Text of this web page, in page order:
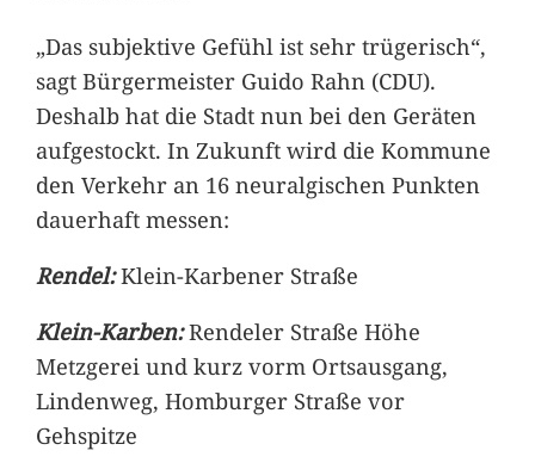
„Das subjektive Gefühl ist sehr trügerisch“,
sagt Bürgermeister Guido Rahn (CDU).
Deshalb hat die Stadt nun bei den Geräten
aufgestockt. In Zukunft wird die Kommune
den Verkehr an 16 neuralgischen Punkten
dauerhaft messen:
Rendel:Klein-Karbener Straße
Klein-Karben:Rendeler Straße Höhe
Metzgerei und kurz vorm Ortsausgang,
Lindenweg, Homburger Straße vor
Gehspitze